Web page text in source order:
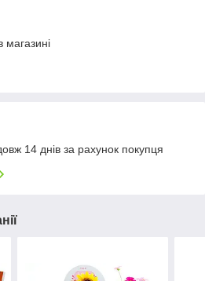
магазині
14 днів за рахунок покупця